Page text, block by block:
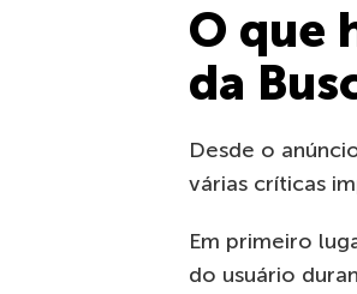
O que
da
Desde o
várias críticas
Em primeiro
do usuário